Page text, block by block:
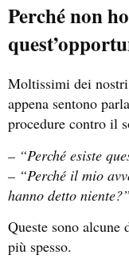
Perché non
Moltissimi dei
appena sentono
procedure contro il
– “Perché esiste
– “Perché il mio
hanno detto niente?”
Queste sono alcune
più spesso.